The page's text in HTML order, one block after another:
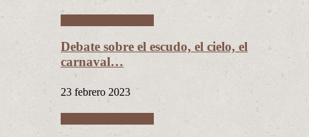
Debate sobre el escudo, el cielo, el
carnaval…
23 febrero 2023